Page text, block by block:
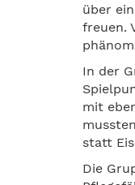
über
freuen.
In der
mit
statt
Die